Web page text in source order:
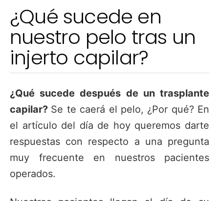
¿Qué sucede en
nuestro pelo tras un
injerto capilar?
¿Qué sucede después de un trasplante
capilar? Se te caerá el pelo, ¿Por qué? En
el artículo del día de hoy queremos darte
respuestas con respecto a una pregunta
muy frecuente en nuestros pacientes
operados.